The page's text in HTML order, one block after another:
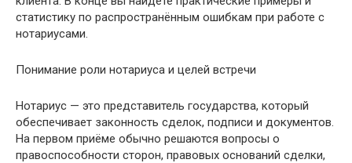
статистику по распространённым ошибкам при работе с
нотариусами.
Понимание роли нотариуса и целей встречи
Нотариус — это представитель государства, который
обеспечивает законность сделок, подписи и документов.
На первом приёме обычно решаются вопросы о
правоспособности сторон, правовых оснований сделки,